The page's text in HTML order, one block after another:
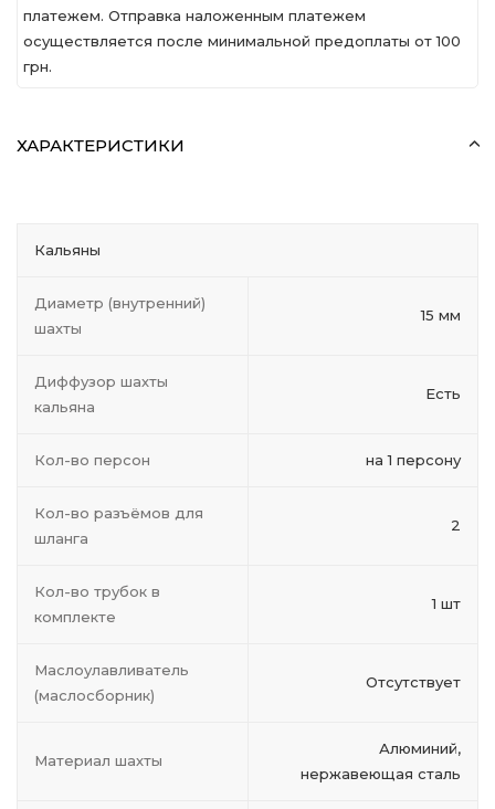
платежем. Отправка наложенным платежем
осуществляется после минимальной предоплаты от 100
грн.
ХАРАКТЕРИСТИКИ
Кальяны
Диаметр (внутренний)
шахты
15 мм
Диффузор шахты
кальяна
Есть
Кол-во персон на 1 персону
Кол-во разъёмов для
шланга
2
Кол-во трубок в
комплекте
1 шт
Маслоулавливатель
(маслосборник)
Отсутствует
Материал шахты
Алюминий,
нержавеющая сталь